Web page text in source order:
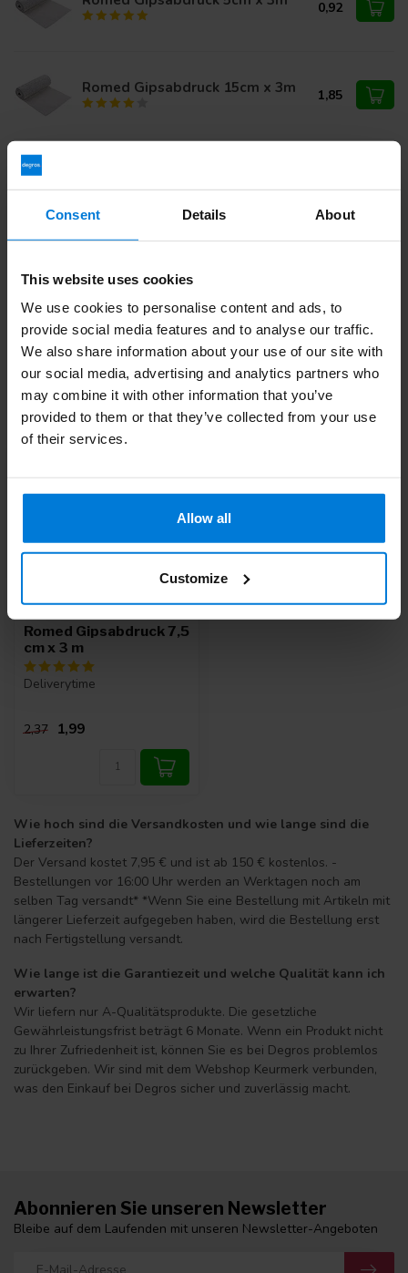
Consent Details About
This website uses cookies
We use cookies to personalise content and ads, to
provide social media features and to analyse our traffic.
We also share information about your use of our site with
our social media, advertising and analytics partners who
may combine it with other information that you’ve
provided to them or that they’ve collected from your use
of their services.
Allow all
Customize
0,92
Romed Gipsabdruck 15cm x 3m 1,85
32,50
Haben Sie Fragen zu diesem Produkt?
Sie unserenKundendienstoder rufen Sie+ an 31 (0)30
203 59 02
Zuletzt angesehen
Romed Gipsabdruck 7,5
cm x 3 m
Deliverytime
2,37 1,99
Wie hoch sind die Versandkosten und wie lange sind die
Lieferzeiten?
Der Versand kostet 7,95 € und ist ab 150 € kostenlos. -
Bestellungen vor 16:00 Uhr werden an Werktagen noch am
selben Tag versandt* *Wenn Sie eine Bestellung mit Artikeln mit
längerer Lieferzeit aufgegeben haben, wird die Bestellung erst
nach Fertigstellung versandt.
Wie lange ist die Garantiezeit und welche Qualität kann ich
erwarten?
Wir liefern nur A-Qualitätsprodukte. Die gesetzliche
Gewährleistungsfrist beträgt 6 Monate. Wenn ein Produkt nicht
zu Ihrer Zufriedenheit ist, können Sie es bei Degros problemlos
zurückgeben. Wir sind mit dem Webshop Keurmerk verbunden,
was den Einkauf bei Degros sicher und zuverlässig macht.
Abonnieren Sie unseren Newsletter
Bleibe auf dem Laufenden mit unseren Newsletter-Angeboten